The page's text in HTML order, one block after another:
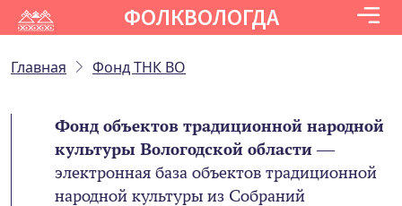
ФОЛКВОЛОГДА
Главная Фонд ТНК ВО
Фонд объектов традиционной народной
культуры Вологодской области—
электронная база объектов традиционной
народной культуры из Собраний